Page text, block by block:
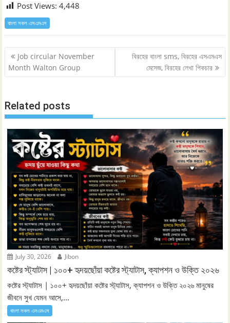
Post Views: 4,448
বাংলা সকল এসএমএস
Post
navigation
Job circular November
Month Walton Group
বিরহের বাংলা sms, বিরহের এসএমএস
মেসেজ, বিরহের লেখা পিকচার
Related posts
July 30, 2026 Jibon
কষ্টের স্ট্যাটাস | ১০০+ হৃদয়ছোঁয়া কষ্টের স্ট্যাটাস, ক্যাপশন ও উক্তি ২০২৬
কষ্টের স্ট্যাটাস | ১০০+ হৃদয়ছোঁয়া কষ্টের স্ট্যাটাস, ক্যাপশন ও উক্তি ২০২৬ মানুষের
জীবনে সুখ যেমন আসে,...
বাংলা সকল এসএমএস